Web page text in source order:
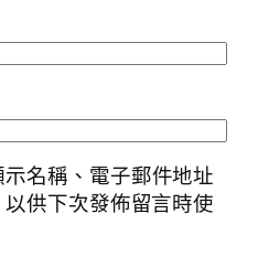
名稱、電子郵件地址
供下次發佈留言時使